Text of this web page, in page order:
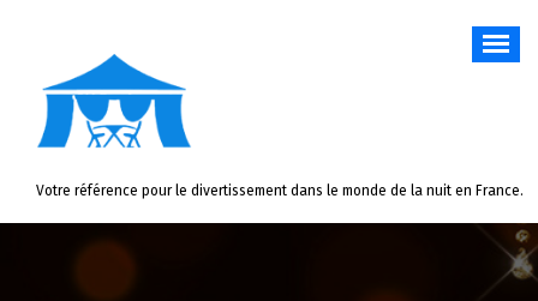
Votre référence pour le divertissement dans le monde de la nuit en France.